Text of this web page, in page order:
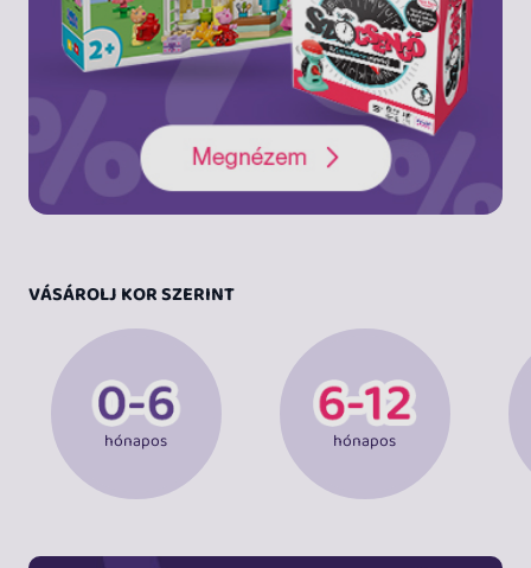
VÁSÁROLJ KOR SZERINT
hónapos hónapos